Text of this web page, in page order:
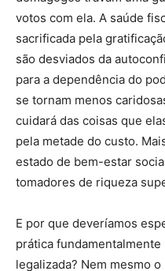
votos com ela. A saúde
sacrificada pela
são desviados da
para a dependência do
se tornam menos
cuidará das coisas que
pela metade do custo.
estado de bem-estar
tomadores de riqueza
E por que deveríamos
prática
legalizada? Nem mesmo